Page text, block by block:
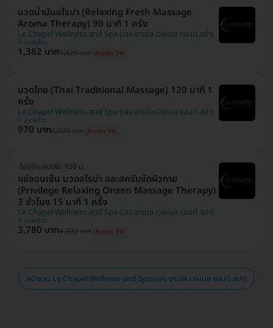
นวดน้ำมันอโรม่า (Relaxing Fresh Massage
Aroma Therapy) 90 นาที 1 ครั้ง
Le Chapel Wellness and Spa (เลอ ชาเปล เวลเนส แอนด์ สปา)
ลาดพร้าว
1,382 บาท1,425 บาท ประหยัด 3%
นวดไทย (Thai Traditional Massage) 120 นาที 1
ครั้ง
Le Chapel Wellness and Spa (เลอ ชาเปล เวลเนส แอนด์ สปา)
ลาดพร้าว
970 บาท1,000 บาท ประหยัด 3%
โอนจ่ายลดเพิ่ม 100 บ.
แช่ออนเซ็น นวดอโรม่า และสครับขัดผิวกาย
(Privilege Relaxing Onsen Massage Therapy)
3 ชั่วโมง 15 นาที 1 ครั้ง
Le Chapel Wellness and Spa (เลอ ชาเปล เวลเนส แอนด์ สปา)
ลาดพร้าว
3,780 บาท4,000 บาท ประหยัด 3%
หน้ารวม Le Chapel Wellness and Spa (เลอ ชาเปล เวลเนส แอนด์ สปา)